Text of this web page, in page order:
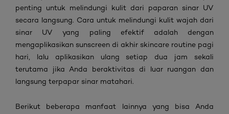
penting untuk melindungi kulit dari paparan sinar UV
secara langsung. Cara untuk melindungi kulit wajah dari
sinar UV yang paling efektif adalah dengan
mengaplikasikan sunscreen di akhir skincare routine pagi
hari, lalu aplikasikan ulang setiap dua jam sekali
terutama jika Anda beraktivitas di luar ruangan dan
langsung terpapar sinar matahari.
Berikut beberapa manfaat lainnya yang bisa Anda